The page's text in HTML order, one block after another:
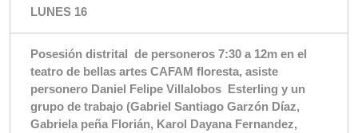
LUNES 16
Posesión distrital de personeros 7:30 a 12m en el
teatro de bellas artes CAFAM floresta, asiste
personero Daniel Felipe Villalobos Esterling y un
grupo de trabajo (Gabriel Santiago Garzón Díaz,
Gabriela peña Florián, Karol Dayana Fernandez,